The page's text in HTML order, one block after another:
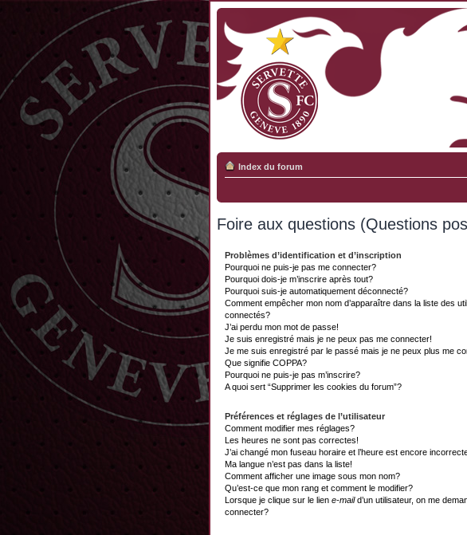
Index du forum
Foire aux questions (Questions
Problèmes d’identification et d’inscription
Pourquoi ne puis-je pas me connecter?
Pourquoi dois-je m’inscrire après tout?
Pourquoi suis-je automatiquement déconnecté?
Comment empêcher mon nom d’apparaître dans la liste des
connectés?
J’ai perdu mon mot de passe!
Je suis enregistré mais je ne peux pas me connecter!
Je me suis enregistré par le passé mais je ne peux plus me
Que signifie COPPA?
Pourquoi ne puis-je pas m’inscrire?
A quoi sert “Supprimer les cookies du forum”?
Préférences et réglages de l’utilisateur
Comment modifier mes réglages?
Les heures ne sont pas correctes!
J’ai changé mon fuseau horaire et l’heure est encore
Ma langue n’est pas dans la liste!
Comment afficher une image sous mon nom?
Qu’est-ce que mon rang et comment le modifier?
Lorsque je clique sur le lien e-maild’un utilisateur, on me
connecter?